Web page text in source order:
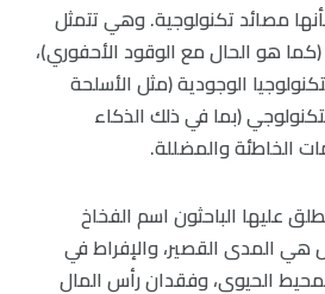
مصائد تكنولوجية. وهي تتمثل
هو الحال مع الوقود الأحفوري)،
الوجودية (مثل الأسلحة
(بما في ذلك الذكاء
الخاطئة والمضللة.
عليها الباحثون اسم الفخاخ
هي المدى القصير، والإفراط في
الحيوي، وفقدان رأس المال